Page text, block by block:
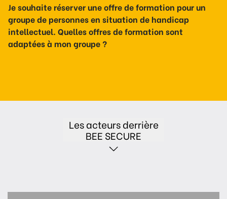
Je souhaite réserver une offre de formation pour un
groupe de personnes en situation de handicap
intellectuel. Quelles offres de formation sont
adaptées à mon groupe ?
Les acteurs derrière
BEE SECURE